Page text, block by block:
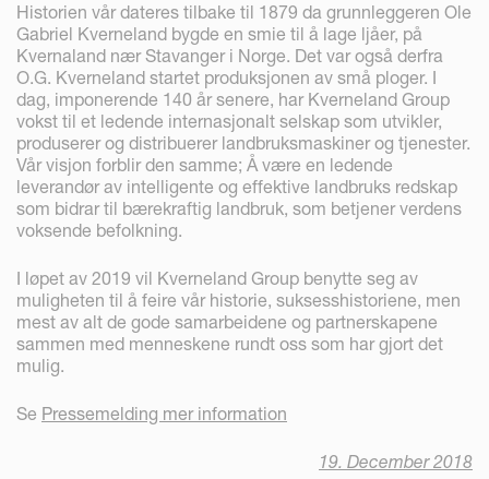
Historien vår dateres tilbake til 1879 da grunnleggeren Ole
Gabriel Kverneland bygde en smie til å lage ljåer, på
Kvernaland nær Stavanger i Norge. Det var også derfra
O.G. Kverneland startet produksjonen av små ploger. I
dag, imponerende 140 år senere, har Kverneland Group
vokst til et ledende internasjonalt selskap som utvikler,
produserer og distribuerer landbruksmaskiner og tjenester.
Vår visjon forblir den samme; Å være en ledende
leverandør av intelligente og effektive landbruks redskap
som bidrar til bærekraftig landbruk, som betjener verdens
voksende befolkning.
I løpet av 2019 vil Kverneland Group benytte seg av
muligheten til å feire vår historie, suksesshistoriene, men
mest av alt de gode samarbeidene og partnerskapene
sammen med menneskene rundt oss som har gjort det
mulig.
Se Pressemelding mer information
19. December 2018